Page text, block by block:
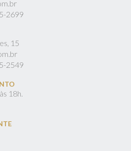
2699
15
2549
18h.